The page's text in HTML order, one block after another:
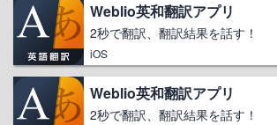
Weblio英和翻訳アプリ
2秒で翻訳、翻訳結果を話す！
iOS
Weblio英和翻訳アプリ
2秒で翻訳、翻訳結果を話す！